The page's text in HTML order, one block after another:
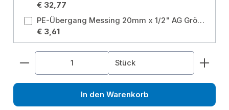
€ 32,77
PE-Übergang Messing 20mm x 1/2" AG Größe: 20 mm
€ 3,61
Produkt Anzahl: Gib den gewünschten Wert
Stück
In den Warenkorb